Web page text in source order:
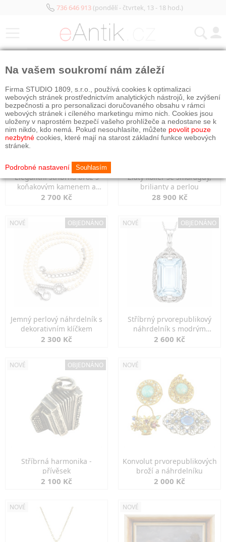
736 646 913(pondělí - čtvrtek, 13 - 18 hod.)
Elegantní stříbrná brož s
koňakovým kamenem a
markazity
2 700 Kč
Zlatý kolier se smaragdy,
brilianty a perlou
28 900 Kč
NOVÉ OBJEDNÁNO
Jemný perlový náhrdelník s
dekorativním klíčkem
2 300 Kč
NOVÉ OBJEDNÁNO
Stříbrný prvorepublikový
náhrdelník s modrým
spinelem
2 600 Kč
NOVÉ OBJEDNÁNO
Stříbrná harmonika -
přívěsek
2 100 Kč
NOVÉ
Konvolut prvorepublikových
broží a náhrdelníku
2 000 Kč
NOVÉ NOVÉ
Na vašem soukromí nám záleží
Firma STUDIO 1809, s.r.o., používá cookies k optimalizaci
webových stránek prostřednictvím analytických nástrojů, ke zvýšení
bezpečnosti a pro personalizaci doručovaného obsahu v rámci
webových stránek i cíleného marketingu mimo nich. Cookies jsou
uloženy v naprostém bezpečí vašeho prohlížeče a nedostane se k
nim nikdo, kdo nemá. Pokud nesouhlasíte, můžete povolit pouze
nezbytné cookies, které mají na starost základní funkce webových
stránek.
Podrobné nastavení Souhlasím